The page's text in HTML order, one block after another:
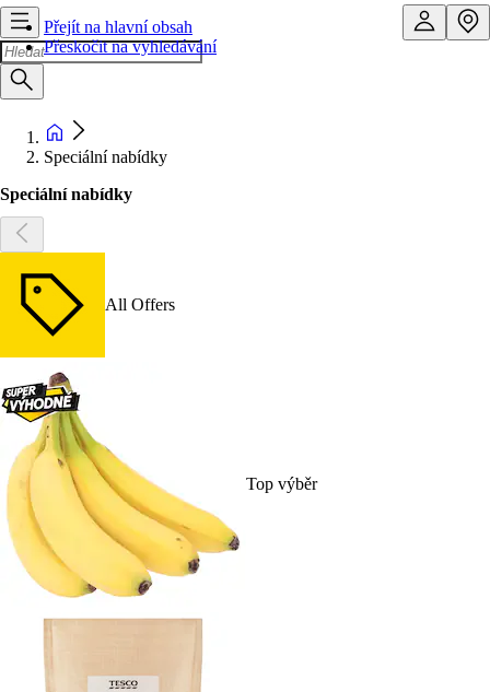
Přejít na hlavní obsah
Přeskočit na vyhledávání
Speciální nabídky
Speciální nabídky
All Offers
Top výběr